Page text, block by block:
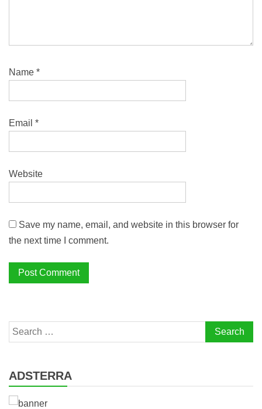
Name *
Email *
Website
Save my name, email, and website in this browser for
the next time I comment.
Search
for:
ADSTERRA